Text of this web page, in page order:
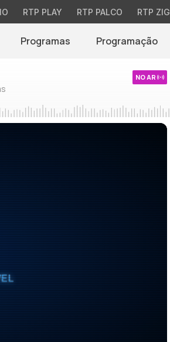
RTP PLAY RTP PALCO RTP
Programas Programação
NO AR